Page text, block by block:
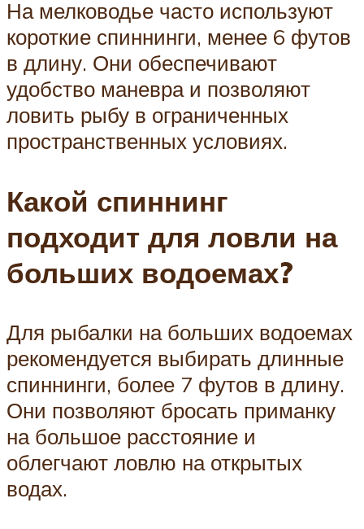
На мелководье часто используют
короткие спиннинги, менее 6 футов
в длину. Они обеспечивают
удобство маневра и позволяют
ловить рыбу в ограниченных
пространственных условиях.
Какой спиннинг
подходит для ловли на
больших водоемах?
Для рыбалки на больших водоемах
рекомендуется выбирать длинные
спиннинги, более 7 футов в длину.
Они позволяют бросать приманку
на большое расстояние и
облегчают ловлю на открытых
водах.